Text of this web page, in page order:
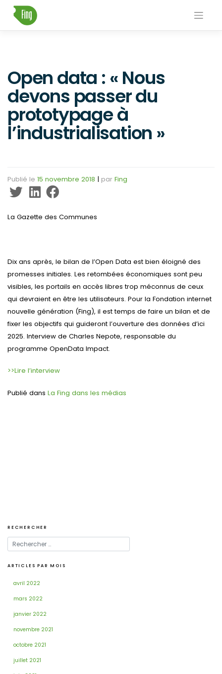
content
Open data : « Nous
devons passer du
prototypage à
l’industrialisation »
Publié le 15 novembre 2018 | par Fing
La Gazette des Communes
Dix ans après, le bilan de l’Open Data est bien éloigné des
promesses initiales. Les retombées économiques sont peu
visibles, les portails en accès libres trop méconnus de ceux
qui devraient en être les utilisateurs. Pour la Fondation internet
nouvelle génération (Fing), il est temps de faire un bilan et de
fixer les objectifs qui guideront l’ouverture des données d’ici
2025. Interview de Charles Nepote, responsable du
programme OpenData Impact.
>>Lire l’interview
Publié dans La Fing dans les médias
RECHERCHER
ARTICLES PAR MOIS
avril 2022
mars 2022
janvier 2022
novembre 2021
octobre 2021
juillet 2021